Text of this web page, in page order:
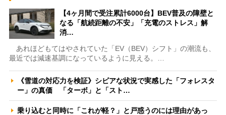
【4ヶ月間で受注累計6000台】BEV普及の障壁と
なる「航続距離の不安」「充電のストレス」解
消…
あれほどもてはやされていた「EV（BEV）シフト」の潮流も、
最近では減速基調になっているように見える。…
《雪道の対応力を検証》シビアな状況で実感した「フォレスタ
ー」の真価 「ターボ」と「スト…
乗り込むと同時に「これが軽？」と戸惑うのには理由があっ